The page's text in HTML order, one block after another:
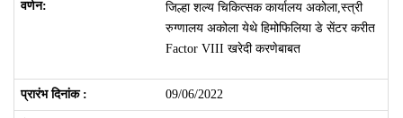
जिल्हा शल्य चिकित्सक कार्यालय अकोला,स्त्री
रुग्णालय अकोला येथे हिमोफिलिया डे सेंटर करीत
Factor VIII खरेदी करणेबाबत
09/06/2022